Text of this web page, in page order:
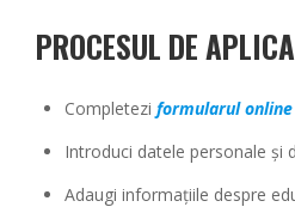
PROCESUL DE
Completezi formularul
Introduci datele personale și
Adaugi informațiile despre